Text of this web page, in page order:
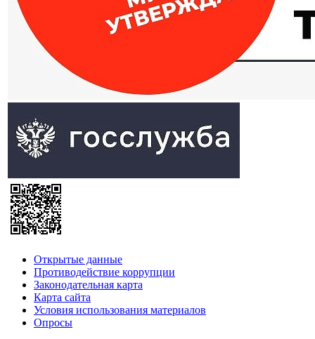
Открытые данные
Противодействие коррупции
Законодательная карта
Карта сайта
Условия использования материалов
Опросы